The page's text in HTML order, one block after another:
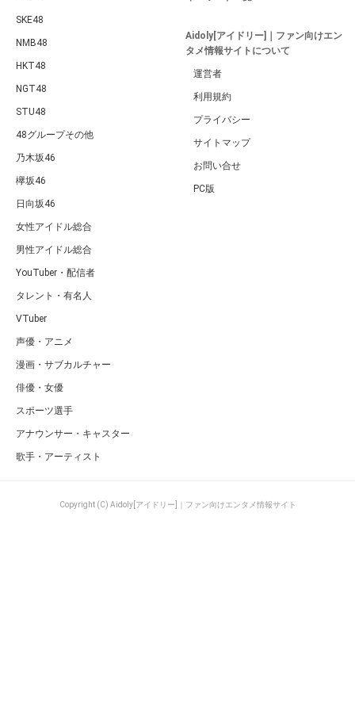
SKE48
NMB48
HKT48
NGT48
STU48
48グループその他
乃木坂46
欅坂46
日向坂46
女性アイドル総合
男性アイドル総合
YouTuber・配信者
タレント・有名人
VTuber
声優・アニメ
漫画・サブカルチャー
俳優・女優
スポーツ選手
アナウンサー・キャスター
歌手・アーティスト
Aidoly[アイドリー]｜ファン向けエン
タメ情報サイトについて
運営者
利用規約
プライバシー
サイトマップ
お問い合せ
PC版
Copyright (C) Aidoly[アイドリー]｜ファン向けエンタメ情報サイト